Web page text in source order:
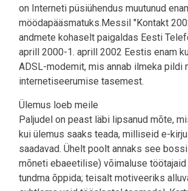
on Interneti püsiühendus muutunud
möödapääsmatuks.Messil "Kontakt
andmete kohaselt paigaldas Eesti
aprill 2000-1. aprill 2002 Eestis enam
ADSL-modemit, mis annab ilmeka pildi
internetiseerumise tasemest.
Ülemus loeb meile
Paljudel on peast läbi lipsanud mõte,
kui ülemus saaks teada, milliseid e-
saadavad. Ühelt poolt annaks see
mõneti ebaeetilise) võimaluse töötajaid
tundma õppida; teisalt motiveeriks